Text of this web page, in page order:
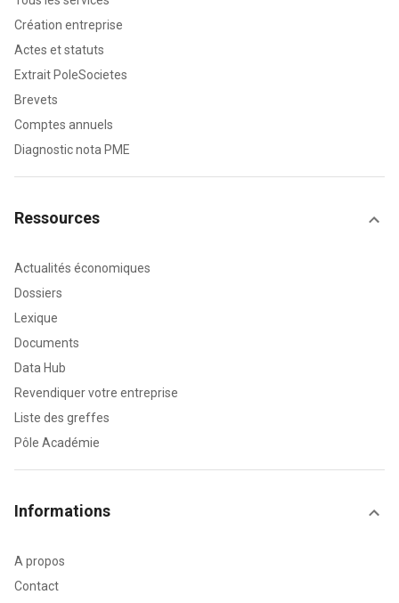
Création entreprise
Actes et statuts
Extrait PoleSocietes
Brevets
Comptes annuels
Diagnostic nota PME
Ressources
Actualités économiques
Dossiers
Lexique
Documents
Data Hub
Revendiquer votre entreprise
Liste des greffes
Pôle Académie
Informations
A propos
Contact